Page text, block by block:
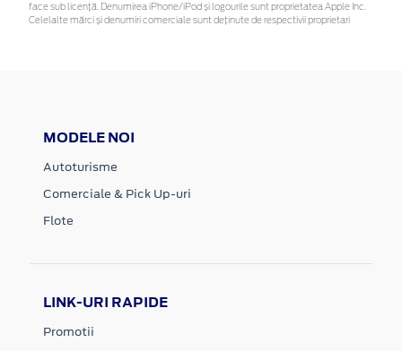
face sub licență. Denumirea iPhone/iPod și logourile sunt proprietatea Apple Inc.
Celelalte mărci și denumiri comerciale sunt deținute de respectivii proprietari
MODELE NOI
Autoturisme
Comerciale & Pick Up-uri
Flote
LINK-URI RAPIDE
Promotii